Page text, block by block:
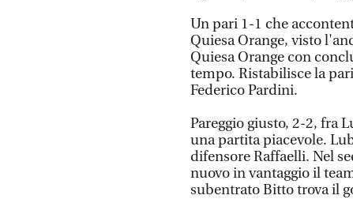
Un pari 1-1 che
Quiesa Orange, visto
Quiesa Orange con
tempo. Ristabilisce la
Federico Pardini.
Pareggio giusto, 2-2, fra
una partita piacevole.
difensore Raffaelli. Nel
nuovo in vantaggio il
subentrato Bitto trova il